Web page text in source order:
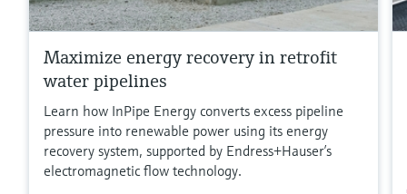
Maximize energy recovery in retrofit
water pipelines
Learn how InPipe Energy converts excess pipeline
pressure into renewable power using its energy
recovery system, supported by Endress+Hauser’s
electromagnetic flow technology.